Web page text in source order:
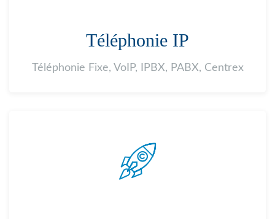
Téléphonie IP
Téléphonie Fixe, VoIP, IPBX, PABX, Centrex